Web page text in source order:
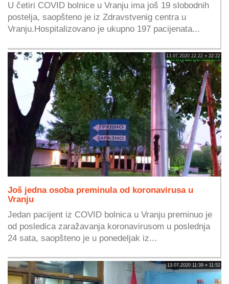
U četiri COVID bolnice u Vranju ima još 19 slobodnih
postelja, saopšteno je iz Zdravstvenig centra u
Vranju.Hospitalizovano je ukupno 197 pacijenata...
13.07.2020 22:22 » 22:22
Još jedna osoba preminula od koronavirusa u
Vranju
Jedan pacijent iz COVID bolnica u Vranju preminuo je
od posledica zaražavanja koronavirusom u poslednja
24 sata, saopšteno je u ponedeljak iz...
13.07.2020 11:39 » 11:52